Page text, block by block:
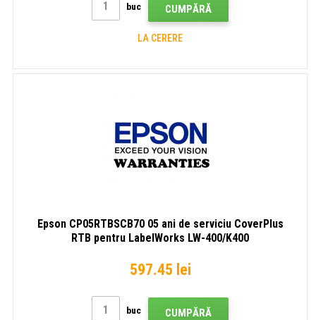
buc CUMPĂRĂ
LA CERERE
Epson CP05RTBSCB70 05 ani de serviciu CoverPlus
RTB pentru LabelWorks LW-400/K400
597.45 lei
buc CUMPĂRĂ